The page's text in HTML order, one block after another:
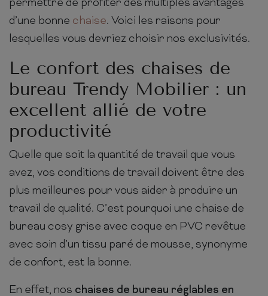
permettre de profiter des multiples avantages
d’une bonne chaise. Voici les raisons pour
lesquelles vous devriez choisir nos exclusivités.
Le confort des chaises de
bureau Trendy Mobilier : un
excellent allié de votre
productivité
Quelle que soit la quantité de travail que vous
avez, vos conditions de travail doivent être des
plus meilleures pour vous aider à produire un
travail de qualité. C’est pourquoi une chaise de
bureau cosy grise avec coque en PVC revêtue
avec soin d’un tissu paré de mousse, synonyme
de confort, est la bonne.
En effet, nos chaises de bureau réglables en